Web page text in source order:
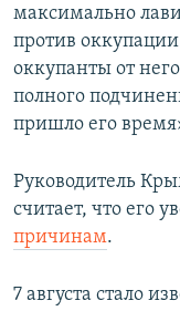
максимально
против
оккупанты от
полного
пришло его
Руководитель
считает, что его
причинам.
7 августа стало